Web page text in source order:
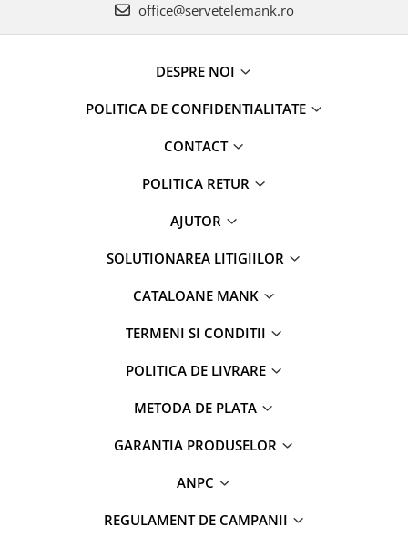
office@servetelemank.ro
DESPRE NOI
POLITICA DE CONFIDENTIALITATE
CONTACT
POLITICA RETUR
AJUTOR
SOLUTIONAREA LITIGIILOR
CATALOANE MANK
TERMENI SI CONDITII
POLITICA DE LIVRARE
METODA DE PLATA
GARANTIA PRODUSELOR
ANPC
REGULAMENT DE CAMPANII